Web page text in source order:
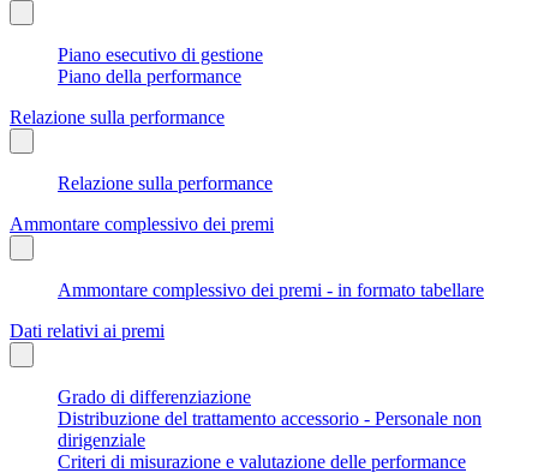
Piano esecutivo di gestione
Piano della performance
Relazione sulla performance
Relazione sulla performance
Ammontare complessivo dei premi
Ammontare complessivo dei premi - in formato tabellare
Dati relativi ai premi
Grado di differenziazione
Distribuzione del trattamento accessorio - Personale non
dirigenziale
Criteri di misurazione e valutazione delle performance